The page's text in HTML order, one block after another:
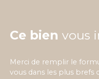
Ce bien vous
Merci de remplir le
vous dans les plus brefs